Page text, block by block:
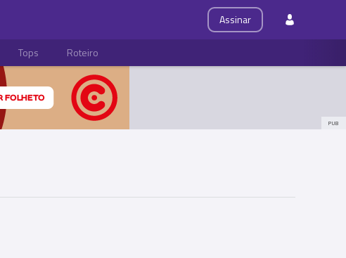
Assinar
Tops Roteiro
PUB